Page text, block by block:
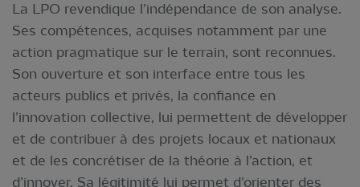
La LPO revendique l’indépendance de son analyse.
Ses compétences, acquises notamment par une
action pragmatique sur le terrain, sont reconnues.
Son ouverture et son interface entre tous les
acteurs publics et privés, la confiance en
l’innovation collective, lui permettent de développer
et de contribuer à des projets locaux et nationaux
et de les concrétiser de la théorie à l’action, et
d’innover. Sa légitimité lui permet d’orienter des